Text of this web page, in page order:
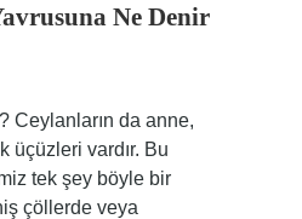
Ne Denir
Ceylanların da anne,
üçüzleri vardır. Bu
tek şey böyle bir
çöllerde veya